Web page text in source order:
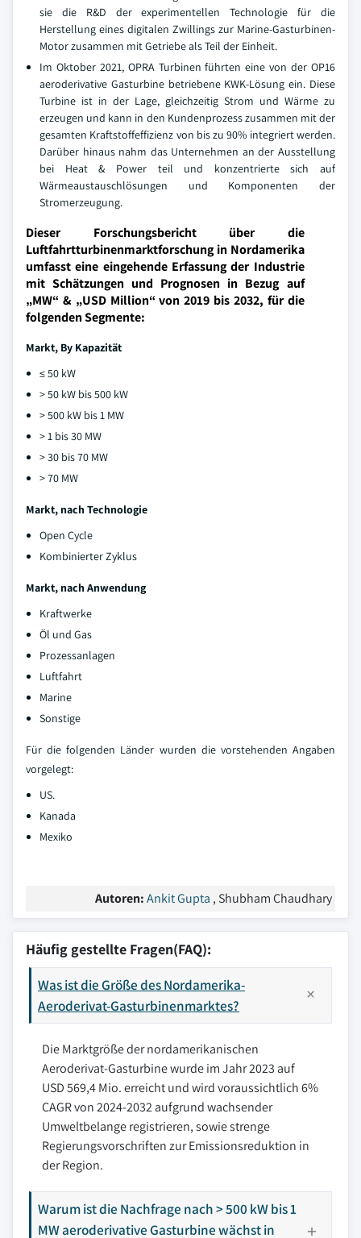
sie die R&D der experimentellen Technologie für die
Herstellung eines digitalen Zwillings zur Marine-Gasturbinen-
Motor zusammen mit Getriebe als Teil der Einheit.
Im Oktober 2021, OPRA Turbinen führten eine von der OP16
aeroderivative Gasturbine betriebene KWK-Lösung ein. Diese
Turbine ist in der Lage, gleichzeitig Strom und Wärme zu
erzeugen und kann in den Kundenprozess zusammen mit der
gesamten Kraftstoffeffizienz von bis zu 90% integriert werden.
Darüber hinaus nahm das Unternehmen an der Ausstellung
bei Heat & Power teil und konzentrierte sich auf
Wärmeaustauschlösungen und Komponenten der
Stromerzeugung.
Dieser Forschungsbericht über die
Luftfahrtturbinenmarktforschung in Nordamerika
umfasst eine eingehende Erfassung der Industrie
mit Schätzungen und Prognosen in Bezug auf
„MW“ & „USD Million“ von 2019 bis 2032, für die
folgenden Segmente:
Markt, By Kapazität
≤ 50 kW
> 50 kW bis 500 kW
> 500 kW bis 1 MW
> 1 bis 30 MW
> 30 bis 70 MW
> 70 MW
Markt, nach Technologie
Open Cycle
Kombinierter Zyklus
Markt, nach Anwendung
Kraftwerke
Öl und Gas
Prozessanlagen
Luftfahrt
Marine
Sonstige
Für die folgenden Länder wurden die vorstehenden Angaben
vorgelegt:
US.
Kanada
Mexiko
Autoren:Ankit Gupta , Shubham Chaudhary
Häufig gestellte Fragen(FAQ):
Was ist die Größe des Nordamerika-
Aeroderivat-Gasturbinenmarktes?
Die Marktgröße der nordamerikanischen
Aeroderivat-Gasturbine wurde im Jahr 2023 auf
USD 569,4 Mio. erreicht und wird voraussichtlich 6%
CAGR von 2024-2032 aufgrund wachsender
Umweltbelange registrieren, sowie strenge
Regierungsvorschriften zur Emissionsreduktion in
der Region.
Warum ist die Nachfrage nach > 500 kW bis 1
MW aeroderivative Gasturbine wächst in